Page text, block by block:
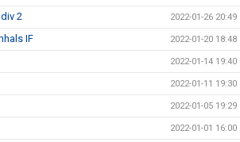
2 2022-01-26 20:49
IF 2022-01-20 18:48
2022-01-14 19:40
2022-01-11 19:30
2022-01-05 19:29
2022-01-01 16:00